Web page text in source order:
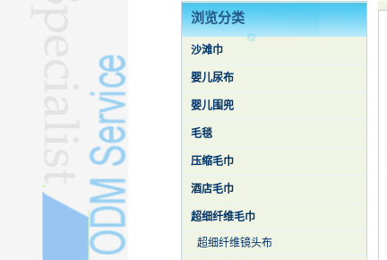
蚕丝被L
浏览分类
沙滩巾
婴儿尿布
婴儿围兜
毛毯
压缩毛巾
酒店毛巾
超细纤维毛巾
超细纤维镜头布